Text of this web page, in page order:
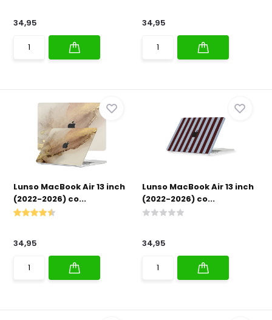
34,95 34,95
Lunso MacBook Air 13 inch
(2022-2026) co...
34,95
Lunso MacBook Air 13 inch
(2022-2026) co...
34,95